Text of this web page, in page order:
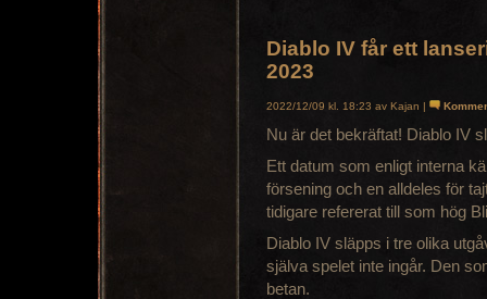
Diablo IV får ett
2023
2022/12/09 kl. 18:23 av Kajan |
Nu är det bekräftat! Diablo IV
Ett datum som enligt interna
försening och en alldeles för
tidigare refererat till som hög
Diablo IV släpps i tre olika
själva spelet inte ingår. Den
betan.